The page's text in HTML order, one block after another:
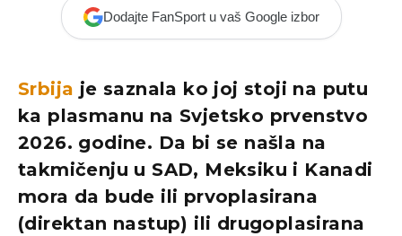
Dodajte FanSport u vaš Google izbor
Srbija je saznala ko joj stoji na putu
ka plasmanu na Svjetsko prvenstvo
2026. godine. Da bi se našla na
takmičenju u SAD, Meksiku i Kanadi
mora da bude ili prvoplasirana
(direktan nastup) ili drugoplasirana